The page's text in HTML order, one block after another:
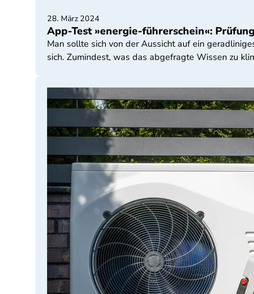
28. März 2024
App-Test »energie-führerschein«:
Man sollte sich von der Aussicht auf ein
sich. Zumindest, was das abgefragte Wissen zu